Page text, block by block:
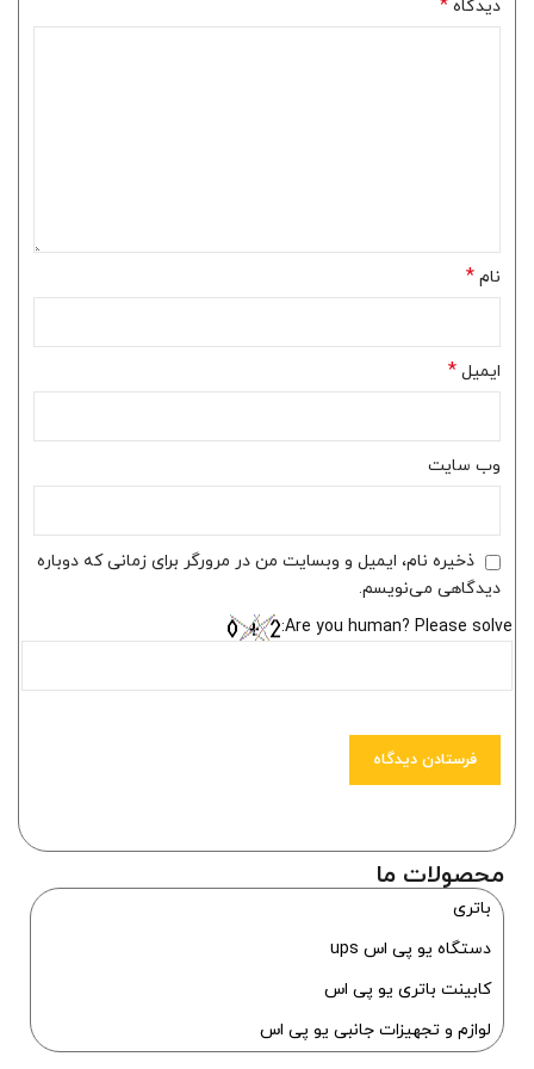
محصولات ما
باتری
دستگاه یو پی اس ups
کابینت باتری یو پی اس
لوازم و تجهیزات جانبی یو پی اس
دیدگاه *
نام *
ایمیل *
وب‌ سایت
ذخیره نام، ایمیل و وبسایت من در مرورگر برای زمانی که دوباره
دیدگاهی می‌نویسم.
Are you human? Please solve: